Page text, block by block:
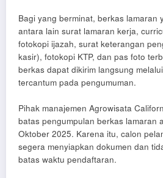
Bagi yang berminat, berkas lamaran
antara lain surat lamaran kerja,
fotokopi ijazah, surat keterangan
kasir), fotokopi KTP, dan pas foto
berkas dapat dikirim langsung
tercantum pada pengumuman.
Pihak manajemen Agrowisata
batas pengumpulan berkas lamaran
Oktober 2025. Karena itu, calon
segera menyiapkan dokumen dan
batas waktu pendaftaran.